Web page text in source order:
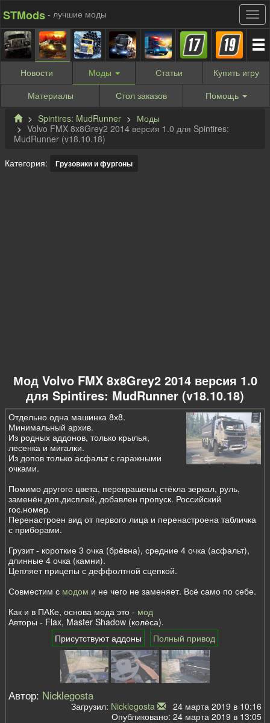
STMods - лучшие моды
Новости Моды Статьи Купить игру
Материалы
Стол заказов
Помощь
Spintires: MudRunner
Моды
Volvo FMX 8x8Grey2 2014 версия 1.0 для Spintires:
MudRunner (v18.10.18)
Категория: Грузовики и фургоны
Мод Volvo FMX 8x8Grey2 2014 версия 1.0
для Spintires: MudRunner (v18.10.18)
Отдельно одна машинка 8х8.
Минимальный архив.
Из родных аддонов, только крылья,
лесенка и мигалки.
Из допов только асфальт с гаражными
очками.
Помимо другого цвета, перекрашены стёкла зеркал, руль,
заменён доп.дисплей, добавлен пропуск. Российский
гос.номер.
Перенастроен вид от первого лица и перенастроена табличка
с приборами.
Грузит - короткие 3 очка (брёвна), средние 4 очка (асфальт),
длинные 4 очка (камни).
Цепляет прицепы с деффолтной сцепкой.
Совместим с модом и не чего не заменяет. Всё само по себе.
Как и в ПАКе, основа мода это - мод
Авторы - Flax, Master Shadow (колёса).
Присутствуют аддоны
Полный привод
Автор: Nicklegosta
Загрузил: Nicklegosta
24 марта 2019 в 10:16
Опубликовано: 24 марта 2019 в 13:05